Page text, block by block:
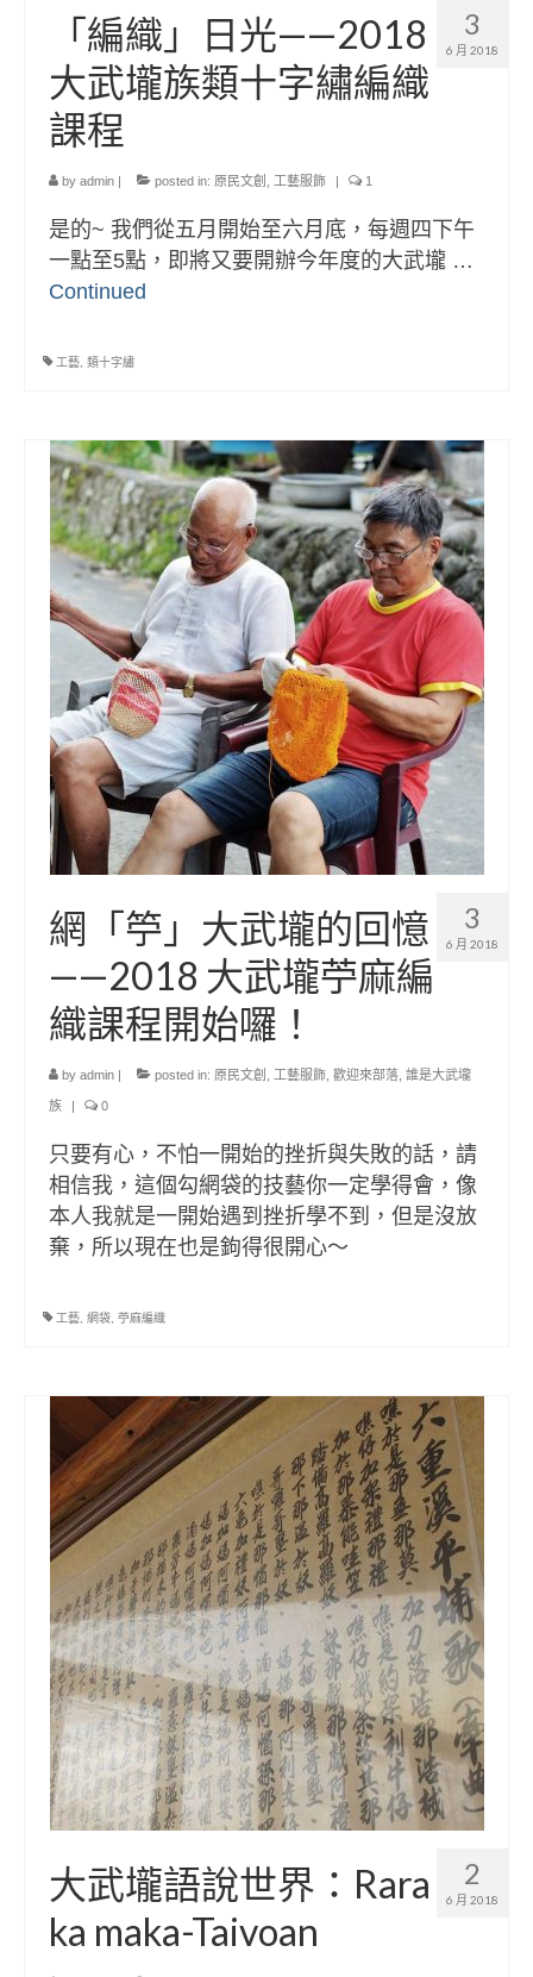
3
6 月 2018
「編織」日光——2018
大武壠族類十字繡編織
課程
by admin | posted in: 原民文創 工藝服飾 | 1
是的~ 我們從五月開始至六月底，每週四下午
一點至5點，即將又要開辦今年度的大武壠 …
Continued
工藝 類十字繡
3
6 月 2018
網「䇡」大武壠的回憶
——2018 大武壠苧麻編
織課程開始囉！
by admin | posted in: 原民文創 工藝服飾 歡迎來部落 誰是大武壠
族 | 0
只要有心，不怕一開始的挫折與失敗的話，請
相信我，這個勾網袋的技藝你一定學得會，像
本人我就是一開始遇到挫折學不到，但是沒放
棄，所以現在也是鉤得很開心～
工藝 網袋 苧麻編織
2
6 月 2018
大武壠語說世界：Rara
ka maka-Taivoan